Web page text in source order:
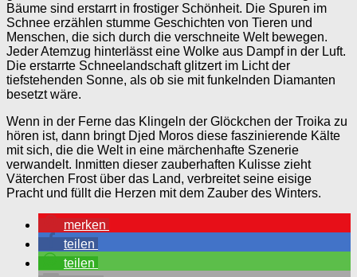
Bäume sind erstarrt in frostiger Schönheit. Die Spuren im
Schnee erzählen stumme Geschichten von Tieren und
Menschen, die sich durch die verschneite Welt bewegen.
Jeder Atemzug hinterlässt eine Wolke aus Dampf in der Luft.
Die erstarrte Schneelandschaft glitzert im Licht der
tiefstehenden Sonne, als ob sie mit funkelnden Diamanten
besetzt wäre.
Wenn in der Ferne das Klingeln der Glöckchen der Troika zu
hören ist, dann bringt Djed Moros diese faszinierende Kälte
mit sich, die die Welt in eine märchenhafte Szenerie
verwandelt. Inmitten dieser zauberhaften Kulisse zieht
Väterchen Frost über das Land, verbreitet seine eisige
Pracht und füllt die Herzen mit dem Zauber des Winters.
merken
teilen
teilen